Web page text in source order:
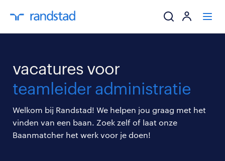
werkgevers
mijn carrière
over randstad
vacatures voor
teamleider administratie
Welkom bij Randstad! We helpen jou graag met het
vinden van een baan. Zoek zelf of laat onze
Baanmatcher het werk voor je doen!